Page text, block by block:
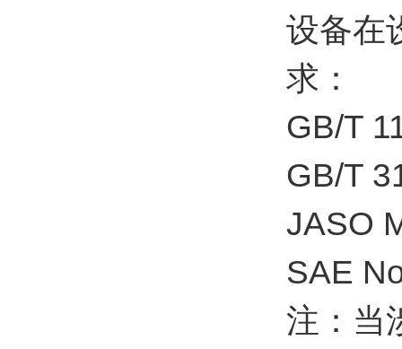
设备在
求：
GB/T
GB/T
JASO
SAE
注：当